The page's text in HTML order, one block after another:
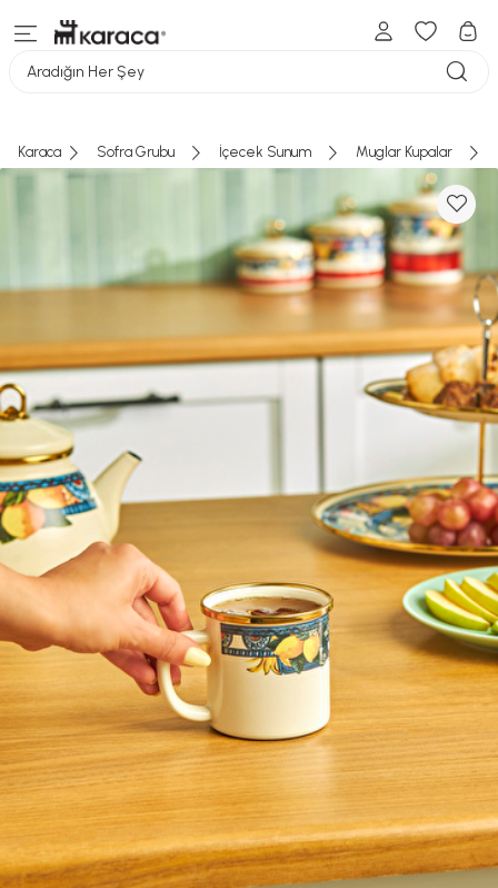
Aradığın Her Şey
Karaca Sofra Grubu İçecek Sunum Muglar Kupalar